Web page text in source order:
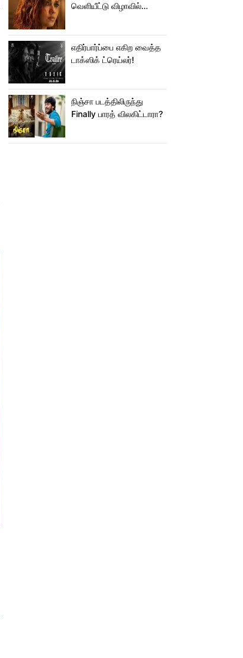
வெளியீட்டு விழாவில்
யாரு பாருங்க!..
எதிர்பார்ப்பை எகிற வைத்த
டாக்ஸிக் ட்ரெய்லர்!
நிஞ்சா படத்திலிருந்து
Finally பாரத் விலகிட்டாரா?